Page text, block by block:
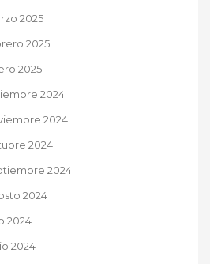
2025
2025
2025
2024
2024
2024
2024
2024
2024
2024